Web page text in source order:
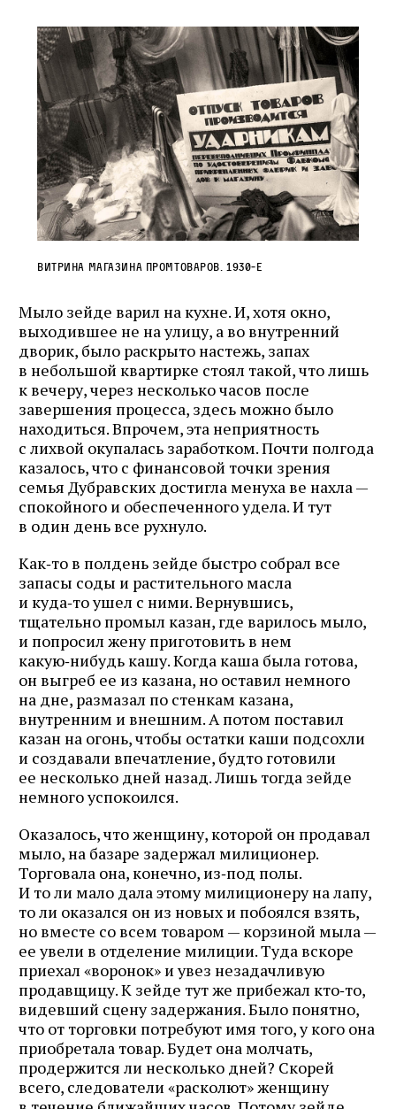
Витрина магазина промтоваров. 1930‑е
Мыло зейде варил на кухне. И, хотя окно,
выходившее не на улицу, а во внутренний
дворик, было раскрыто настежь, запах
в небольшой квартирке стоял такой, что лишь
к вечеру, через несколько часов после
завершения процесса, здесь можно было
находиться. Впрочем, эта неприятность
с лихвой окупалась заработком. Почти полгода
казалось, что с финансовой точки зрения
семья Дубравских достигла менуха ве нахла —
спокойного и обеспеченного удела. И тут
в один день все рухнуло.
Как‑то в полдень зейде быстро собрал все
запасы соды и растительного масла
и куда‑то ушел с ними. Вернувшись,
тщательно промыл казан, где варилось мыло,
и попросил жену приготовить в нем
какую‑нибудь кашу. Когда каша была готова,
он выгреб ее из казана, но оставил немного
на дне, размазал по стенкам казана,
внутренним и внешним. А потом поставил
казан на огонь, чтобы остатки каши подсохли
и создавали впечатление, будто готовили
ее несколько дней назад. Лишь тогда зейде
немного успокоился.
Оказалось, что женщину, которой он продавал
мыло, на базаре задержал милиционер.
Торговала она, конечно, из‑под полы.
И то ли мало дала этому милиционеру на лапу,
то ли оказался он из новых и побоялся взять,
но вместе со всем товаром — корзиной мыла —
ее увели в отделение милиции. Туда вскоре
приехал «воронок» и увез незадачливую
продавщицу. К зейде тут же прибежал кто‑то,
видевший сцену задержания. Было понятно,
что от торговки потребуют имя того, у кого она
приобретала товар. Будет она молчать,
продержится ли несколько дней? Скорей
всего, следователи «расколют» женщину